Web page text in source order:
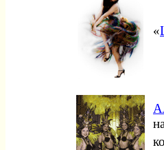
«